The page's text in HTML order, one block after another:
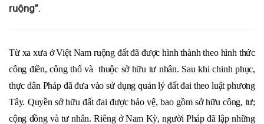
ruộng”.
Từ xa xưa ở Việt Nam ruộng đất đã được hình thành theo hình thức
công điền, công thổ và thuộc sở hữu tư nhân. Sau khi chinh phục,
thực dân Pháp đã đưa vào sử dụng quản lý đất đai theo luật phương
Tây. Quyền sở hữu đất đai được bảo vệ, bao gồm sở hữu công, tư;
cộng đồng và tư nhân. Riêng ở Nam Kỳ, người Pháp đã lập những